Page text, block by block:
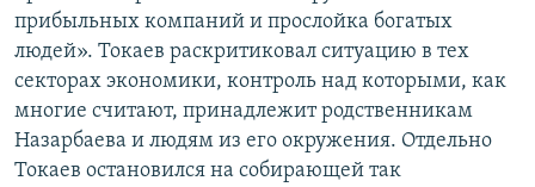
прибыльных компаний и прослойка богатых
людей». Токаев раскритиковал ситуацию в тех
секторах экономики, контроль над которыми, как
многие считают, принадлежит родственникам
Назарбаева и людям из его окружения. Отдельно
Токаев остановился на собирающей так